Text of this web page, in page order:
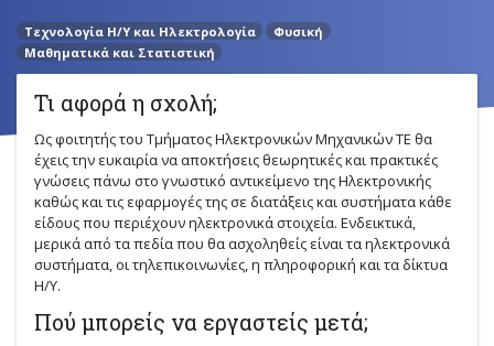
Τεχνολογία Η/Y και Ηλεκτρολογία
Φυσική
Μαθηματικά και Στατιστική
Τι αφορά η σχολή;
Ως φοιτητής του Τμήματος Ηλεκτρονικών Μηχανικών ΤΕ θα
έχεις την ευκαιρία να αποκτήσεις θεωρητικές και πρακτικές
γνώσεις πάνω στο γνωστικό αντικείμενο της Ηλεκτρονικής
καθώς και τις εφαρμογές της σε διατάξεις και συστήματα κάθε
είδους που περιέχουν ηλεκτρονικά στοιχεία. Ενδεικτικά,
μερικά από τα πεδία που θα ασχοληθείς είναι τα ηλεκτρονικά
συστήματα, οι τηλεπικοινωνίες, η πληροφορική και τα δίκτυα
Η/Υ.
Πού μπορείς να εργαστείς μετά;